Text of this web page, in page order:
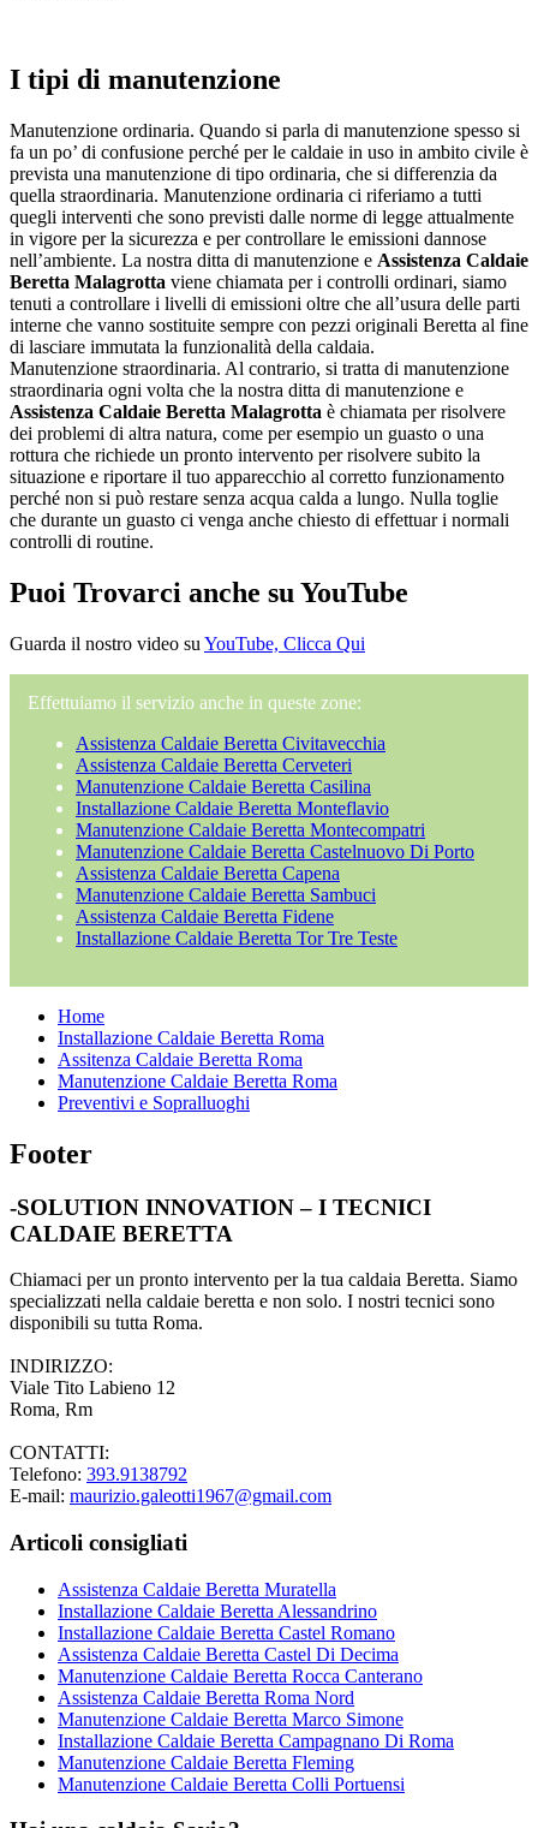
I tipi di manutenzione
Manutenzione ordinaria. Quando si parla di manutenzione spesso si
fa un po’ di confusione perché per le caldaie in uso in ambito civile è
prevista una manutenzione di tipo ordinaria, che si differenzia da
quella straordinaria. Manutenzione ordinaria ci riferiamo a tutti
quegli interventi che sono previsti dalle norme di legge attualmente
in vigore per la sicurezza e per controllare le emissioni dannose
nell’ambiente. La nostra ditta di manutenzione e Assistenza Caldaie
Beretta Malagrotta viene chiamata per i controlli ordinari, siamo
tenuti a controllare i livelli di emissioni oltre che all’usura delle parti
interne che vanno sostituite sempre con pezzi originali Beretta al fine
di lasciare immutata la funzionalità della caldaia.
Manutenzione straordinaria. Al contrario, si tratta di manutenzione
straordinaria ogni volta che la nostra ditta di manutenzione e
Assistenza Caldaie Beretta Malagrotta è chiamata per risolvere
dei problemi di altra natura, come per esempio un guasto o una
rottura che richiede un pronto intervento per risolvere subito la
situazione e riportare il tuo apparecchio al corretto funzionamento
perché non si può restare senza acqua calda a lungo. Nulla toglie
che durante un guasto ci venga anche chiesto di effettuar i normali
controlli di routine.
Puoi Trovarci anche su YouTube
Guarda il nostro video su YouTube, Clicca Qui
Effettuiamo il servizio anche in queste zone:
Assistenza Caldaie Beretta Civitavecchia
Assistenza Caldaie Beretta Cerveteri
Manutenzione Caldaie Beretta Casilina
Installazione Caldaie Beretta Monteflavio
Manutenzione Caldaie Beretta Montecompatri
Manutenzione Caldaie Beretta Castelnuovo Di Porto
Assistenza Caldaie Beretta Capena
Manutenzione Caldaie Beretta Sambuci
Assistenza Caldaie Beretta Fidene
Installazione Caldaie Beretta Tor Tre Teste
Home
Installazione Caldaie Beretta Roma
Assitenza Caldaie Beretta Roma
Manutenzione Caldaie Beretta Roma
Preventivi e Sopralluoghi
Footer
-SOLUTION INNOVATION – I TECNICI
CALDAIE BERETTA
Chiamaci per un pronto intervento per la tua caldaia Beretta. Siamo
specializzati nella caldaie beretta e non solo. I nostri tecnici sono
disponibili su tutta Roma.
INDIRIZZO:
Viale Tito Labieno 12
Roma, Rm
CONTATTI:
Telefono: 393.9138792
E-mail: maurizio.galeotti1967@gmail.com
Articoli consigliati
Assistenza Caldaie Beretta Muratella
Installazione Caldaie Beretta Alessandrino
Installazione Caldaie Beretta Castel Romano
Assistenza Caldaie Beretta Castel Di Decima
Manutenzione Caldaie Beretta Rocca Canterano
Assistenza Caldaie Beretta Roma Nord
Manutenzione Caldaie Beretta Marco Simone
Installazione Caldaie Beretta Campagnano Di Roma
Manutenzione Caldaie Beretta Fleming
Manutenzione Caldaie Beretta Colli Portuensi